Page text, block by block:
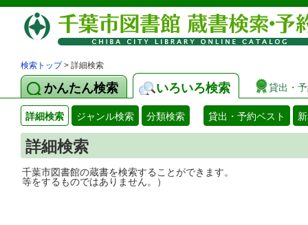
検索トップ> 詳細検索
かんたん検索 いろいろ検索 貸出・
詳細検索 ジャンル検索 分類検索 貸出・予約ベスト
詳細検索
千葉市図書館の蔵書を検索することがで
等をするものではありません。）